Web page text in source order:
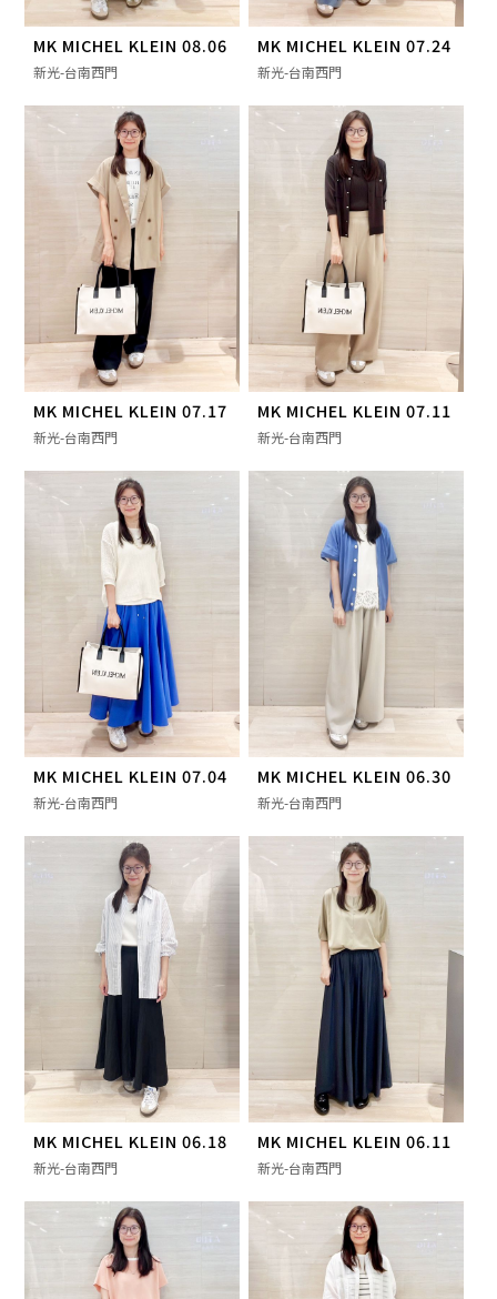
MK MICHEL KLEIN 08.06
新光-台南西門
MK MICHEL KLEIN 07.24
新光-台南西門
MK MICHEL KLEIN 07.17
新光-台南西門
MK MICHEL KLEIN 07.11
新光-台南西門
MK MICHEL KLEIN 07.04
新光-台南西門
MK MICHEL KLEIN 06.30
新光-台南西門
MK MICHEL KLEIN 06.18
新光-台南西門
MK MICHEL KLEIN 06.11
新光-台南西門